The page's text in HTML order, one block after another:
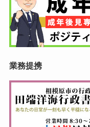
業務提携